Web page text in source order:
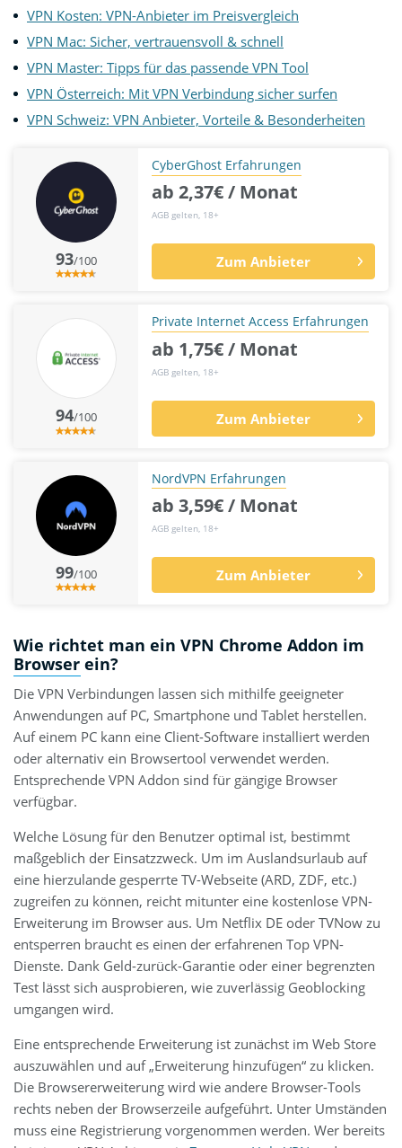
VPN Kosten: VPN-Anbieter im Preisvergleich
VPN Mac: Sicher, vertrauensvoll & schnell
VPN Master: Tipps für das passende VPN Tool
VPN Österreich: Mit VPN Verbindung sicher surfen
VPN Schweiz: VPN Anbieter, Vorteile & Besonderheiten
93/100
CyberGhost Erfahrungen
ab 2,37€ / Monat
AGB gelten, 18+
Zum Anbieter
94/100
Private Internet Access Erfahrungen
ab 1,75€ / Monat
AGB gelten, 18+
Zum Anbieter
99/100
NordVPN Erfahrungen
ab 3,59€ / Monat
AGB gelten, 18+
Zum Anbieter
Wie richtet man ein VPN Chrome Addon im
Browser ein?
Die VPN Verbindungen lassen sich mithilfe geeigneter
Anwendungen auf PC, Smartphone und Tablet herstellen.
Auf einem PC kann eine Client-Software installiert werden
oder alternativ ein Browsertool verwendet werden.
Entsprechende VPN Addon sind für gängige Browser
verfügbar.
Welche Lösung für den Benutzer optimal ist, bestimmt
maßgeblich der Einsatzzweck. Um im Auslandsurlaub auf
eine hierzulande gesperrte TV-Webseite (ARD, ZDF, etc.)
zugreifen zu können, reicht mitunter eine kostenlose VPN-
Erweiterung im Browser aus. Um Netflix DE oder TVNow zu
entsperren braucht es einen der erfahrenen Top VPN-
Dienste. Dank Geld-zurück-Garantie oder einer begrenzten
Test lässt sich ausprobieren, wie zuverlässig Geoblocking
umgangen wird.
Eine entsprechende Erweiterung ist zunächst im Web Store
auszuwählen und auf „Erweiterung hinzufügen“ zu klicken.
Die Browsererweiterung wird wie andere Browser-Tools
rechts neben der Browserzeile aufgeführt. Unter Umständen
muss eine Registrierung vorgenommen werden. Wer bereits